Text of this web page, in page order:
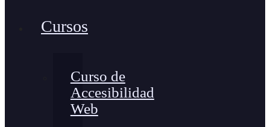
Cursos
Curso de
Accesibilidad
Web